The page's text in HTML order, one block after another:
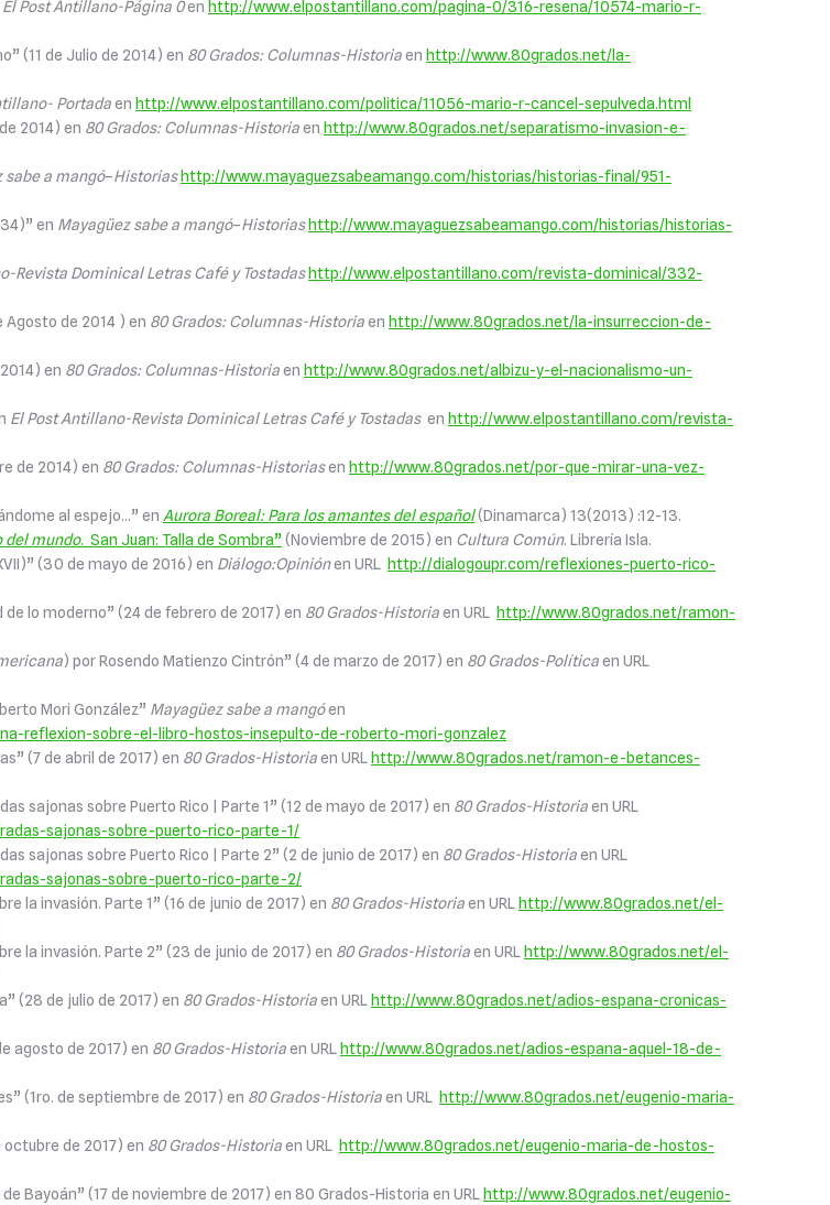
El Post Antillano-Página 0en http://www.elpostantillano.com/pagina-0/316-resena/10574-mario-r-
(11 de Julio de 2014) en 80 Grados: Columnas-Historiaen http://www.80grados.net/la-
Portadaen http://www.elpostantillano.com/politica/11056-mario-r-cancel-sepulveda.html
2014) en 80 Grados: Columnas-Historiaen http://www.80grados.net/separatismo-invasion-e-
sabe a mangó–Historias http://www.mayaguezsabeamango.com/historias/historias-final/951-
en Mayagüez sabe a mangó–Historias http://www.mayaguezsabeamango.com/historias/historias-
Revista Dominical Letras Café y Tostadas http://www.elpostantillano.com/revista-dominical/332-
Agosto de 2014 ) en 80 Grados: Columnas-Historiaen http://www.80grados.net/la-insurreccion-de-
en 80 Grados: Columnas-Historiaen http://www.80grados.net/albizu-y-el-nacionalismo-un-
El Post Antillano-Revista Dominical Letras Café y Tostadasen http://www.elpostantillano.com/revista-
de 2014) en 80 Grados: Columnas-Historiasen http://www.80grados.net/por-que-mirar-una-vez-
al espejo…” en Aurora Boreal: Para los amantes del español(Dinamarca) 13(2013) :12-13.
del mundo. San Juan: Talla de Sombra” (Noviembre de 2015) en Cultura Común. Librería Isla.
(30 de mayo de 2016) en Diálogo:Opiniónen URL http://dialogoupr.com/reflexiones-puerto-rico-
lo moderno” (24 de febrero de 2017) en 80 Grados-Historiaen URL http://www.80grados.net/ramon-
) por Rosendo Matienzo Cintrón” (4 de marzo de 2017) en 80 Grados-Políticaen URL
Mori González” Mayagüez sabe a mangóen
reflexion-sobre-el-libro-hostos-insepulto-de-roberto-mori-gonzalez
(7 de abril de 2017) en 80 Grados-Historiaen URL http://www.80grados.net/ramon-e-betances-
sajonas sobre Puerto Rico | Parte 1” (12 de mayo de 2017) en 80 Grados-Historiaen URL
sajonas-sobre-puerto-rico-parte-1/
sajonas sobre Puerto Rico | Parte 2” (2 de junio de 2017) en 80 Grados-Historiaen URL
sajonas-sobre-puerto-rico-parte-2/
la invasión. Parte 1” (16 de junio de 2017) en 80 Grados-Historiaen URL http://www.80grados.net/el-
la invasión. Parte 2” (23 de junio de 2017) en 80 Grados-Historiaen URL http://www.80grados.net/el-
(28 de julio de 2017) en 80 Grados-Historiaen URL http://www.80grados.net/adios-espana-cronicas-
agosto de 2017) en 80 Grados-Historiaen URL http://www.80grados.net/adios-espana-aquel-18-de-
(1ro. de septiembre de 2017) en 80 Grados-Historiaen URL http://www.80grados.net/eugenio-maria-
de 2017) en 80 Grados-Historiaen URL http://www.80grados.net/eugenio-maria-de-hostos-
Bayoán” (17 de noviembre de 2017) en 80 Grados-Historia en URL http://www.80grados.net/eugenio-